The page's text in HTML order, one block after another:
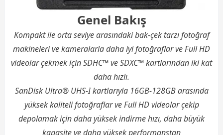
Genel Bakış
Kompakt ile orta seviye arasındaki bak-çek tarzı fotoğraf
makineleri ve kameralarla daha iyi fotoğraflar ve Full HD
videolar çekmek için SDHC™ ve SDXC™ kartlarından iki kat
daha hızlı.
SanDisk Ultra® UHS-I kartlarıyla 16GB-128GB arasında
yüksek kaliteli fotoğraflar ve Full HD videolar çekip
depolamak için daha yüksek indirme hızı, daha büyük
kapasite ve daha yüksek performanstan